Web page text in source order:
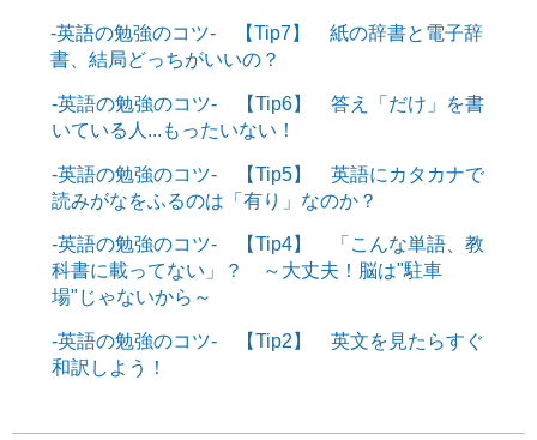
-英語の勉強のコツ- 【Tip7】 紙の辞書と電子辞
書、結局どっちがいいの？
-英語の勉強のコツ- 【Tip6】 答え「だけ」を書
いている人...もったいない！
-英語の勉強のコツ- 【Tip5】 英語にカタカナで
読みがなをふるのは「有り」なのか？
-英語の勉強のコツ- 【Tip4】 「こんな単語、教
科書に載ってない」？ ～大丈夫！脳は"駐車
場"じゃないから～
-英語の勉強のコツ- 【Tip2】 英文を見たらすぐ
和訳しよう！